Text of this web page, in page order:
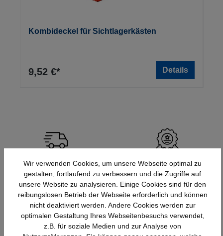
Kombideckel für Sichtlagerkästen
9,52 €* Details
Schnelle Lieferung
Bundesweit
Topmarken
Faire Preise
Erfahrung
Bewährt seit 1958
Kostenlose Beratung
(04205) 635940
Wir verwenden Cookies, um unsere Webseite optimal zu
gestalten, fortlaufend zu verbessern und die Zugriffe auf
unsere Website zu analysieren. Einige Cookies sind für den
reibungslosen Betrieb der Webseite erforderlich und können
nicht deaktiviert werden. Andere Cookies werden zur
optimalen Gestaltung Ihres Webseitenbesuchs verwendet,
z.B. für soziale Medien und zur Analyse von